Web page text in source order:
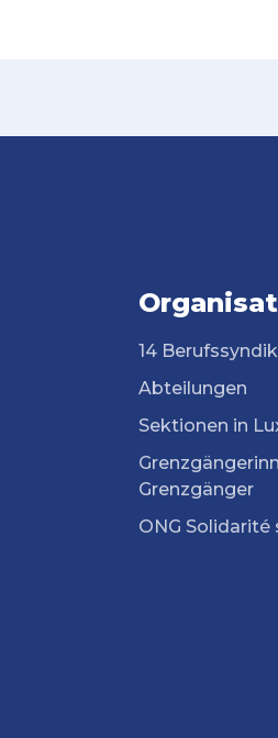
14
Abteilungen
Sektionen in
Grenzgänger
ONG Solidarité